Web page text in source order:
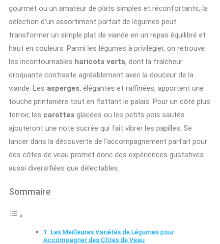
gourmet ou un amateur de plats simples et réconfortants, la
sélection d’un assortiment parfait de légumes peut
transformer un simple plat de viande en un repas équilibré et
haut en couleurs. Parmi les légumes à privilégier, on retrouve
les incontournables haricots verts, dont la fraîcheur
croquante contraste agréablement avec la douceur de la
viande. Les asperges, élégantes et raffinées, apportent une
touche printanière tout en flattant le palais. Pour un côté plus
terroir, les carottes glacées ou les petits pois sautés
ajouteront une note sucrée qui fait vibrer les papilles. Se
lancer dans la découverte de l’accompagnement parfait pour
des côtes de veau promet donc des expériences gustatives
aussi diversifiées que délectables.
Sommaire
Les Meilleures Variétés de Légumes pour
Accompagner des Côtes de Veau